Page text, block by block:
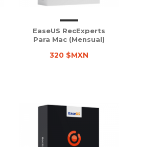
EaseUS RecExperts
Para Mac (Mensual)
320 $MXN